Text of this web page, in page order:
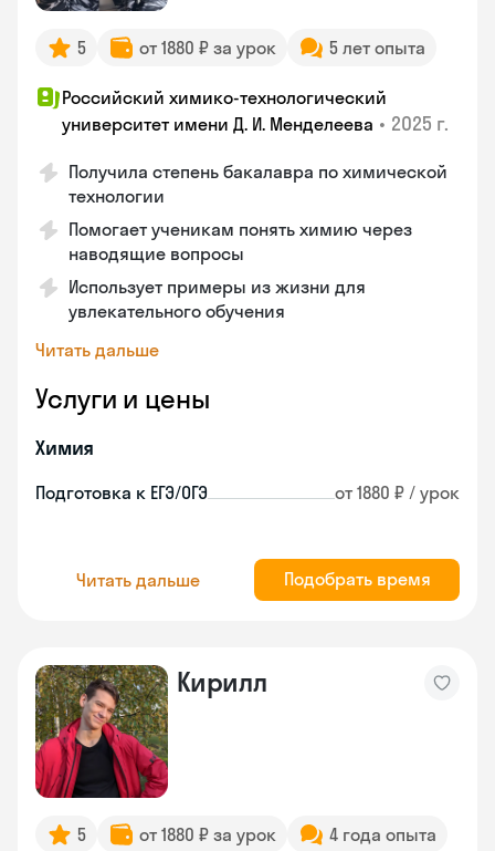
5 от 1880 ₽ за урок 5 лет опыта
Российский химико-технологический
университет имени Д. И. Менделеева • 2025 г.
Получила степень бакалавра по химической
технологии
Помогает ученикам понять химию через
наводящие вопросы
Использует примеры из жизни для
увлекательного обучения
Читать дальше
Услуги и цены
Химия
Подготовка к ЕГЭ/ОГЭ от 1880 ₽ / урок
Читать дальше Подобрать время
Кирилл
5 от 1880 ₽ за урок 4 года опыта